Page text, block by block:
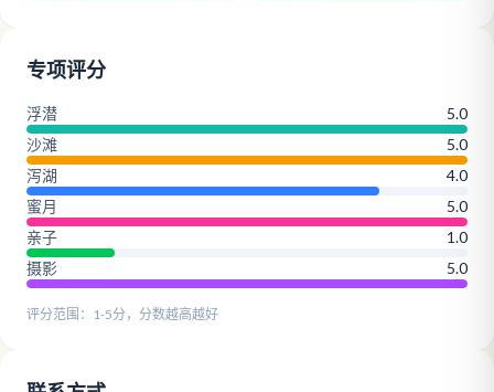
专项评分
浮潜
5.0
沙滩
5.0
泻湖
4.0
蜜月
5.0
亲子
1.0
摄影
5.0
评分范围：1-5分，分数越高越好